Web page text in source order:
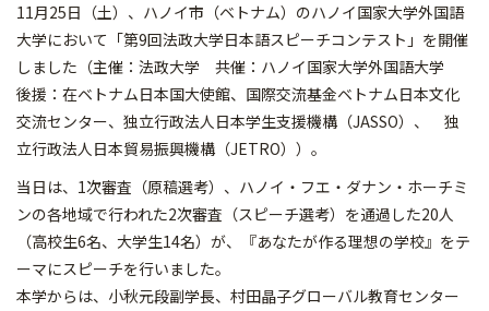
11月25日（土）、ハノイ市（ベトナム）のハノイ国家大学外国語
大学において「第9回法政大学日本語スピーチコンテスト」を開催
しました（主催：法政大学 共催：ハノイ国家大学外国語大学
後援：在ベトナム日本国大使館、国際交流基金ベトナム日本文化
交流センター、独立行政法人日本学生支援機構（JASSO）、 独
立行政法人日本貿易振興機構（JETRO））。
当日は、1次審査（原稿選考）、ハノイ・フエ・ダナン・ホーチミ
ンの各地域で行われた2次審査（スピーチ選考）を通過した20人
（高校生6名、大学生14名）が、『あなたが作る理想の学校』をテ
ーマにスピーチを行いました。
本学からは、小秋元段副学長、村田晶子グローバル教育センター